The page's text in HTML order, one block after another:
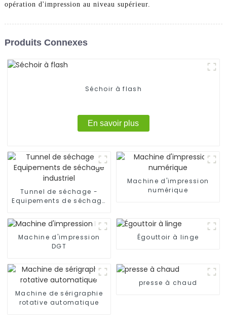
opération d'impression au niveau supérieur.
Produits Connexes
Séchoir à flash
En savoir plus
Tunnel de séchage -
Equipements de séchage
Machine d'impression
numérique
Machine d'impression
DGT
Égouttoir à linge
Machine de sérigraphie
rotative automatique
presse à chaud